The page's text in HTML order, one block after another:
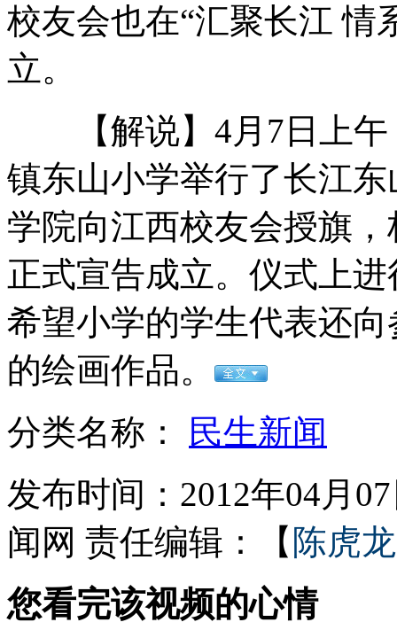
中国外交人员探视被扣中国船员
美军战机撞民宅 飞行员逃生
山西运城恶犬咬伤多人 警民合力深夜将其击毙
校友会也在“汇聚长江 情
立。
【解说】4月7日上午
镇东山小学举行了长江
学院向江西校友会授旗
正式宣告成立。仪式上
希望小学的学生代表还
的绘画作品。
分类名称：
民生新闻
发布时间：2012年04月
闻网 责任编辑：【 陈虎龙
您看完该视频的心情